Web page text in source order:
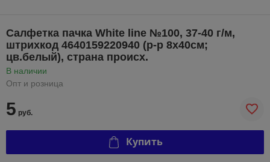
Салфетка пачка White line №100, 37-40 г/м,
штрихкод 4640159220940 (р-р 8х40см;
цв.белый), страна происх.
В наличии
Опт и розница
5 руб.
Купить